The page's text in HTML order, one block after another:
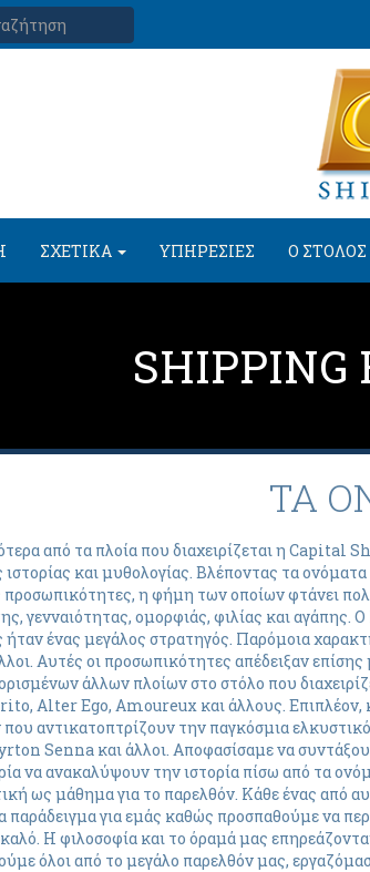
ΣΧΕΤΙΚΑ ΥΠΗΡΕΣΙΕΣ Ο
SHIPPING
ΤΑ
από τα πλοία που διαχειρίζεται η
ιστορίας και μυθολογίας. Βλέποντας τα
προσωπικότητες, η φήμη των οποίων φτάνει
γενναιότητας, ομορφιάς, φιλίας και
ήταν ένας μεγάλος στρατηγός. Παρόμοια
Αυτές οι προσωπικότητες απέδειξαν
άλλων πλοίων στο στόλο που
Alter Ego, Amoureux και άλλους. Επιπλέον,
αντικατοπτρίζουν την παγκόσμια
Senna και άλλοι. Αποφασίσαμε να
να ανακαλύψουν την ιστορία πίσω από τα
ως μάθημα για το παρελθόν. Κάθε ένας από
παράδειγμα για εμάς καθώς προσπαθούμε να
Η φιλοσοφία και το όραμά μας
όλοι από το μεγάλο παρελθόν μας,